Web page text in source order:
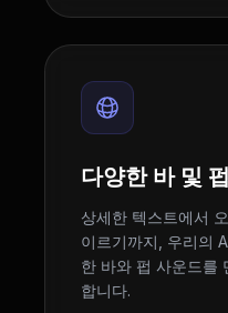
다양한 바 및
상세한 텍스트에서
이르기까지, 우리의
한 바와 펍 사운드를
합니다.